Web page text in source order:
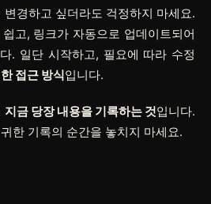
경하고 싶더라도 걱정하지 마세요.
고, 링크가 자동으로 업데이트되어
. 일단 시작하고, 필요에 따라 수정
접근 방식입니다.
지금 당장 내용을 기록하는 것입니다.
한 기록의 순간을 놓치지 마세요.